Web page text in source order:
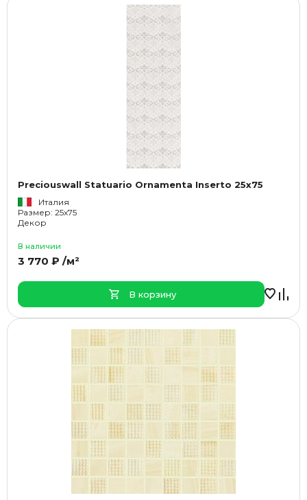
Preciouswall Statuario Ornamenta Inserto 25x75
Италия
Размер: 25x75
Декор
В наличии
3 770 ₽ /м²
В корзину